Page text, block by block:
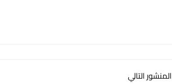
المنشور التالي